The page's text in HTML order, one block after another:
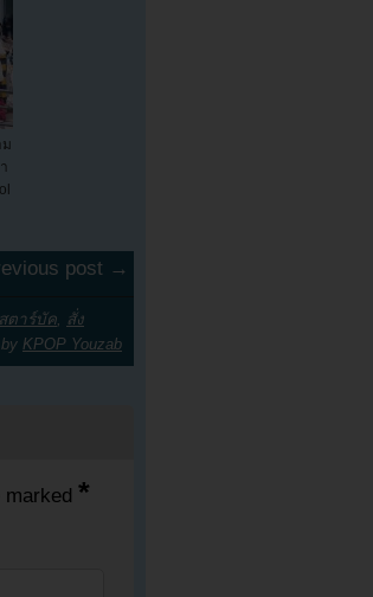
ม
post →
สตาร์บัค
สั่ง
KPOP Youzab
marked *